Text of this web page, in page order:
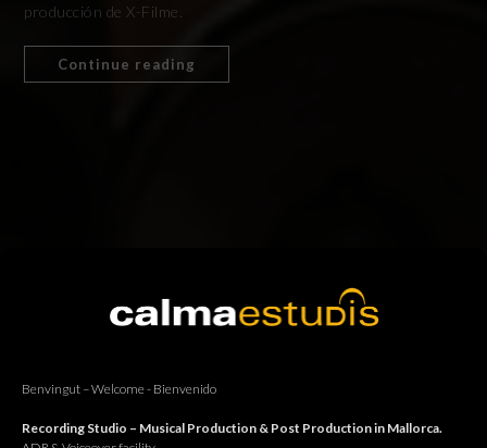
Benvingut – Welcome - Bienvenido
Recording Studio – Musical Production & Post Production in Mallorca.
producción de X-Filme.
Continue reading